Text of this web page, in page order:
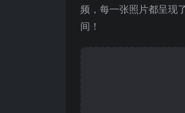
频，每一张照片都呈现
间！